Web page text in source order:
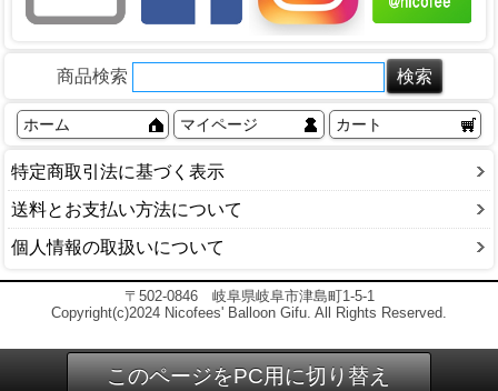
商品検索
ホーム マイページ カート
特定商取引法に基づく表示
送料とお支払い方法について
個人情報の取扱いについて
〒502-0846 岐阜県岐阜市津島町1-5-1
Copyright(c)2024 Nicofees' Balloon Gifu. All Rights Reserved.
このページをPC用に切り替え